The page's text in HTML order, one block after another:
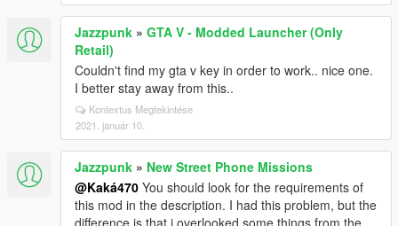
Jazzpunk » GTA V - Modded Launcher (Only
Retail)
Couldn't find my gta v key in order to work.. nice one.
I better stay away from this..
Kontextus Megtekintése
2021. január 10.
Jazzpunk » New Street Phone Missions
@Kaká470 You should look for the requirements of
this mod in the description. I had this problem, but the
difference is that i overlooked some things from the